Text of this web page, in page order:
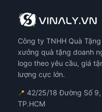
Công ty TNHH Quà
xưởng quà tặng doanh
logo theo yêu cầu, giá
lượng cực lớn.
📍 42/25/18 Đường Số 9,
TP.HCM